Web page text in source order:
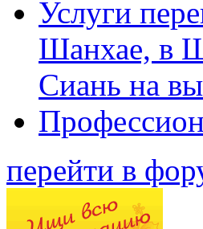
Услуги
Шанхае, в
Сиань на
перейти в